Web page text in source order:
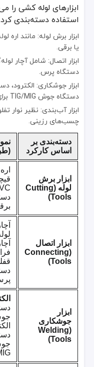
نوار و پرایمرهای
نکات مهم هنگام
نوع لوله: جنس لوله
ظرفیت فشار کاری: اگر قصد
الکترود مناسب: برای
آموزش کار با دستگاه:
قیمت ابزار لوله‌کشی
در زمان خرید ابزار
ابزار لوله کشی نقش
ابزارهای لوله کشی را
استفاده دسته‌بندی
یا برقی.
ابزار اتصال: شامل آچار
دستگاه پرس.
ابزار جوشکاری:
دستگاه جوش TIG/MIG برای اتصال فلزی لوله‌ها.
ابزار آب‌بندی: نظیر نوار
چسب‌های رزینی.
دسته‌بندی بر
اساس کارکرد
ابزار برش
لوله (Cutting
Tools)
ابزار اتصال
(Connecting
Tools)
آچار
آچار
ابزار
جوشکاری
(Welding
Tools)